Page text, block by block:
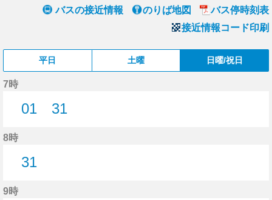
バスの接近情報 のりば地図
バス停時刻表
接近情報コード印刷
平日 土曜 日曜/祝日
7時
01
31
8時
31
9時